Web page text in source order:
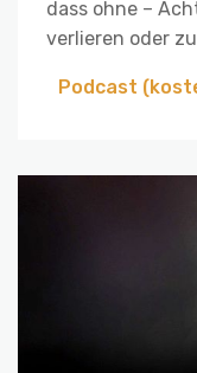
dass ohne –
verlieren oder
Podcast